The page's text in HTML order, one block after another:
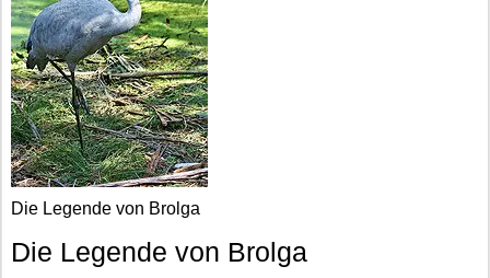
Die Legende von Brolga
Die Legende von Brolga